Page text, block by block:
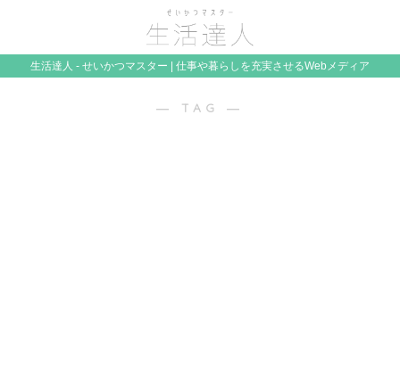
生活達人 - せいかつマスター | 仕事や暮らしを充実させるWebメディア
― TAG ―